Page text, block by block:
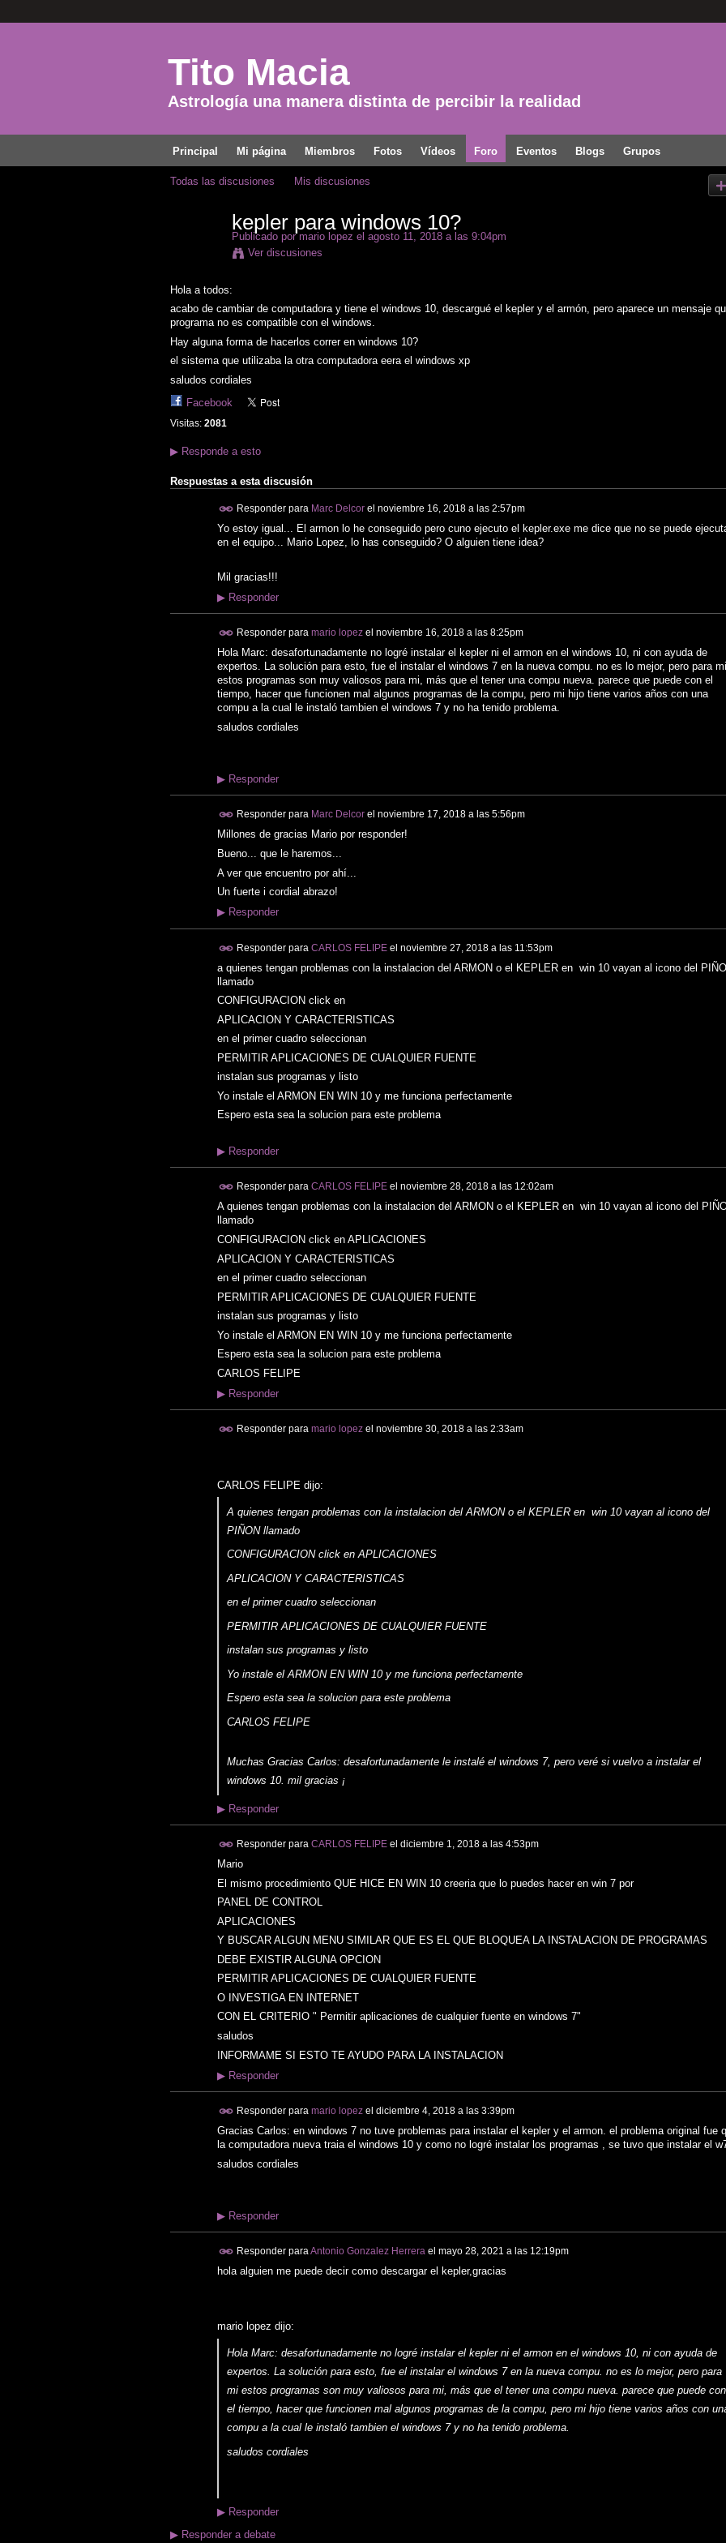
Tito Macia
Astrología una manera distinta de percibir la realidad
Principal Mi página Miembros Fotos Vídeos Foro Eventos Blogs Grupos
Todas las discusiones Mis discusiones
kepler para windows 10?
Publicado por mario lopez el agosto 11, 2018 a las 9:04pm
Ver discusiones
Hola a todos:
acabo de cambiar de computadora y tiene el windows 10, descargué el kepler y el armón, pero aparece un mensaje
programa no es compatible con el windows.
Hay alguna forma de hacerlos correr en windows 10?
el sistema que utilizaba la otra computadora eera el windows xp
saludos cordiales
Facebook
Visitas: 2081
▶Responde a esto
Respuestas a esta discusión
Responder para Marc Delcorel noviembre 16, 2018 a las 2:57pm
Yo estoy igual... El armon lo he conseguido pero cuno ejecuto el kepler.exe me dice que no se puede
en el equipo... Mario Lopez, lo has conseguido? O alguien tiene idea?
Mil gracias!!!
▶Responder
Responder para mario lopezel noviembre 16, 2018 a las 8:25pm
Hola Marc: desafortunadamente no logré instalar el kepler ni el armon en el windows 10, ni con ayuda de
expertos. La solución para esto, fue el instalar el windows 7 en la nueva compu. no es lo mejor, pero para mi
estos programas son muy valiosos para mi, más que el tener una compu nueva. parece que puede con el
tiempo, hacer que funcionen mal algunos programas de la compu, pero mi hijo tiene varios años con una
compu a la cual le instaló tambien el windows 7 y no ha tenido problema.
saludos cordiales
▶Responder
Responder para Marc Delcorel noviembre 17, 2018 a las 5:56pm
Millones de gracias Mario por responder!
Bueno... que le haremos...
A ver que encuentro por ahí...
Un fuerte i cordial abrazo!
▶Responder
Responder para CARLOS FELIPEel noviembre 27, 2018 a las 11:53pm
a quienes tengan problemas con la instalacion del ARMON o el KEPLER en win 10 vayan al icono del
llamado
CONFIGURACION click en
APLICACION Y CARACTERISTICAS
en el primer cuadro seleccionan
PERMITIR APLICACIONES DE CUALQUIER FUENTE
instalan sus programas y listo
Yo instale el ARMON EN WIN 10 y me funciona perfectamente
Espero esta sea la solucion para este problema
▶Responder
Responder para CARLOS FELIPEel noviembre 28, 2018 a las 12:02am
A quienes tengan problemas con la instalacion del ARMON o el KEPLER en win 10 vayan al icono del
llamado
CONFIGURACION click en APLICACIONES
APLICACION Y CARACTERISTICAS
en el primer cuadro seleccionan
PERMITIR APLICACIONES DE CUALQUIER FUENTE
instalan sus programas y listo
Yo instale el ARMON EN WIN 10 y me funciona perfectamente
Espero esta sea la solucion para este problema
CARLOS FELIPE
▶Responder
Responder para mario lopezel noviembre 30, 2018 a las 2:33am
CARLOS FELIPE dijo:
A quienes tengan problemas con la instalacion del ARMON o el KEPLER en win 10 vayan al icono del
PIÑON llamado
CONFIGURACION click en APLICACIONES
APLICACION Y CARACTERISTICAS
en el primer cuadro seleccionan
PERMITIR APLICACIONES DE CUALQUIER FUENTE
instalan sus programas y listo
Yo instale el ARMON EN WIN 10 y me funciona perfectamente
Espero esta sea la solucion para este problema
CARLOS FELIPE
Muchas Gracias Carlos: desafortunadamente le instalé el windows 7, pero veré si vuelvo a instalar el
windows 10. mil gracias ¡
▶Responder
Responder para CARLOS FELIPEel diciembre 1, 2018 a las 4:53pm
Mario
El mismo procedimiento QUE HICE EN WIN 10 creeria que lo puedes hacer en win 7 por
PANEL DE CONTROL
APLICACIONES
Y BUSCAR ALGUN MENU SIMILAR QUE ES EL QUE BLOQUEA LA INSTALACION DE PROGRAMAS
DEBE EXISTIR ALGUNA OPCION
PERMITIR APLICACIONES DE CUALQUIER FUENTE
O INVESTIGA EN INTERNET
CON EL CRITERIO " Permitir aplicaciones de cualquier fuente en windows 7"
saludos
INFORMAME SI ESTO TE AYUDO PARA LA INSTALACION
▶Responder
Responder para mario lopezel diciembre 4, 2018 a las 3:39pm
Gracias Carlos: en windows 7 no tuve problemas para instalar el kepler y el armon. el problema original fue
la computadora nueva traia el windows 10 y como no logré instalar los programas , se tuvo que instalar el
saludos cordiales
▶Responder
Responder paraAntonio Gonzalez Herrerael mayo 28, 2021 a las 12:19pm
hola alguien me puede decir como descargar el kepler,gracias
mario lopez dijo:
Hola Marc: desafortunadamente no logré instalar el kepler ni el armon en el windows 10, ni con ayuda de
expertos. La solución para esto, fue el instalar el windows 7 en la nueva compu. no es lo mejor, pero para
mi estos programas son muy valiosos para mi, más que el tener una compu nueva. parece que puede con
el tiempo, hacer que funcionen mal algunos programas de la compu, pero mi hijo tiene varios años con
compu a la cual le instaló tambien el windows 7 y no ha tenido problema.
saludos cordiales
▶Responder
▶Responder a debate